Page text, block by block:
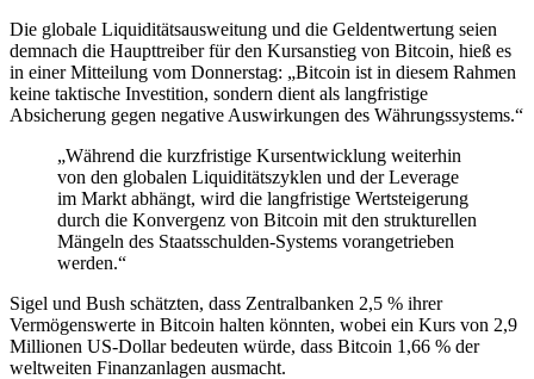
Die globale Liquiditätsausweitung und die Geldentwertung seien
demnach die Haupttreiber für den Kursanstieg von Bitcoin, hieß es
in einer Mitteilung vom Donnerstag: „Bitcoin ist in diesem Rahmen
keine taktische Investition, sondern dient als langfristige
Absicherung gegen negative Auswirkungen des Währungssystems.“
„Während die kurzfristige Kursentwicklung weiterhin
von den globalen Liquiditätszyklen und der Leverage
im Markt abhängt, wird die langfristige Wertsteigerung
durch die Konvergenz von Bitcoin mit den strukturellen
Mängeln des Staatsschulden-Systems vorangetrieben
werden.“
Sigel und Bush schätzten, dass Zentralbanken 2,5 % ihrer
Vermögenswerte in Bitcoin halten könnten, wobei ein Kurs von 2,9
Millionen US-Dollar bedeuten würde, dass Bitcoin 1,66 % der
weltweiten Finanzanlagen ausmacht.